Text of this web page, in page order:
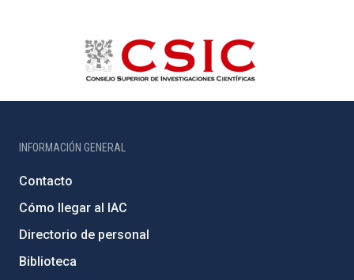
INFORMACIÓN GENERAL
Contacto
Cómo llegar al IAC
Directorio de personal
Biblioteca